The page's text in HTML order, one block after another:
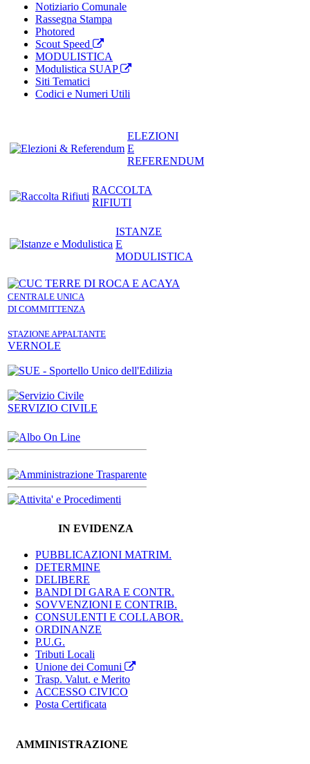
Notiziario Comunale
Rassegna Stampa
Photored
Scout Speed
MODULISTICA
Modulistica SUAP
Siti Tematici
Codici e Numeri Utili
ELEZIONI
E
REFERENDUM
RACCOLTA
RIFIUTI
ISTANZE
E
MODULISTICA
CENTRALE UNICA
DI COMMITTENZA
STAZIONE APPALTANTE
VERNOLE
SERVIZIO CIVILE
IN EVIDENZA
PUBBLICAZIONI MATRIM.
DETERMINE
DELIBERE
BANDI DI GARA E CONTR.
SOVVENZIONI E CONTRIB.
CONSULENTI E COLLABOR.
ORDINANZE
P.U.G.
Tributi Locali
Unione dei Comuni
Trasp. Valut. e Merito
ACCESSO CIVICO
Posta Certificata
AMMINISTRAZIONE